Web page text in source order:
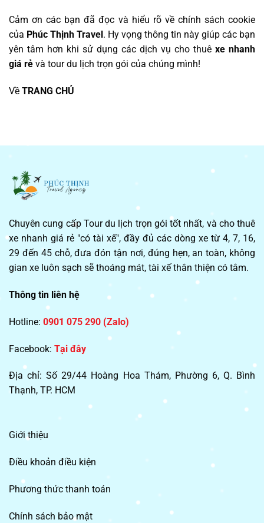
Cảm ơn các bạn đã đọc và hiểu rõ về chính sách cookie
của Phúc Thịnh Travel. Hy vọng thông tin này giúp các bạn
yên tâm hơn khi sử dụng các dịch vụ cho thuê xe nhanh
giá rẻ và tour du lịch trọn gói của chúng mình!
Về TRANG CHỦ
Chuyên cung cấp Tour du lịch trọn gói tốt nhất, và cho thuê
xe nhanh giá rẻ "có tài xế", đầy đủ các dòng xe từ 4, 7, 16,
29 đến 45 chỗ, đưa đón tận nơi, đúng hẹn, an toàn, không
gian xe luôn sạch sẽ thoáng mát, tài xế thân thiện có tâm.
Thông tin liên hệ
Hotline: 0901 075 290 (Zalo)
Facebook: Tại đây
Địa chỉ: Số 29/44 Hoàng Hoa Thám, Phường 6, Q. Bình
Thạnh, TP. HCM
Giới thiệu
Điều khoản điều kiện
Phương thức thanh toán
Chính sách bảo mật